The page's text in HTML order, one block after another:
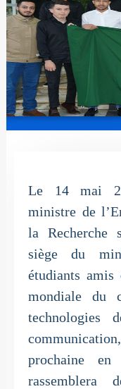
Le 14 mai
ministre de
la Recherche
siège du
étudiants
mondiale du
technologies
prochaine en
rassemblera